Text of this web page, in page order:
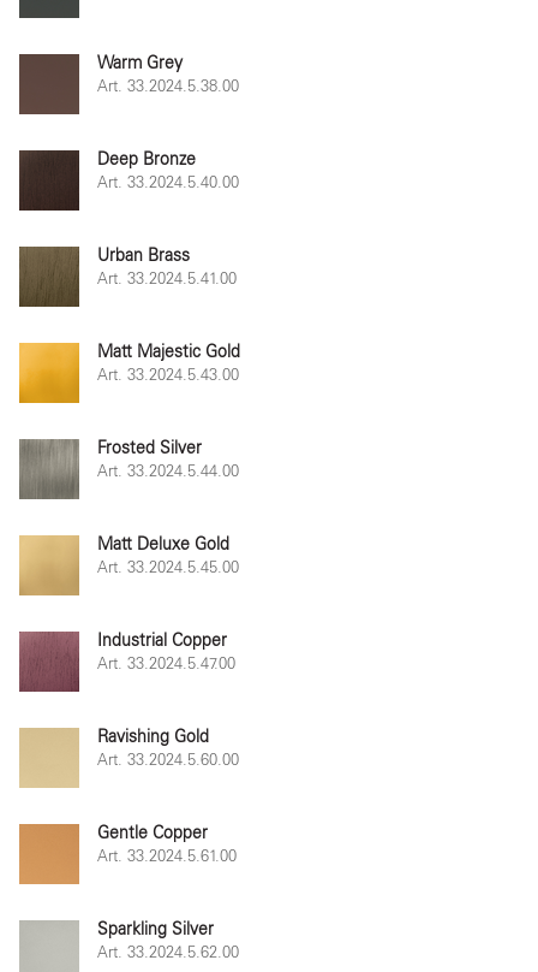
Warm Grey
Art. 33.2024.5.38.00
Deep Bronze
Art. 33.2024.5.40.00
Urban Brass
Art. 33.2024.5.41.00
Matt Majestic Gold
Art. 33.2024.5.43.00
Frosted Silver
Art. 33.2024.5.44.00
Matt Deluxe Gold
Art. 33.2024.5.45.00
Industrial Copper
Art. 33.2024.5.47.00
Ravishing Gold
Art. 33.2024.5.60.00
Gentle Copper
Art. 33.2024.5.61.00
Sparkling Silver
Art. 33.2024.5.62.00